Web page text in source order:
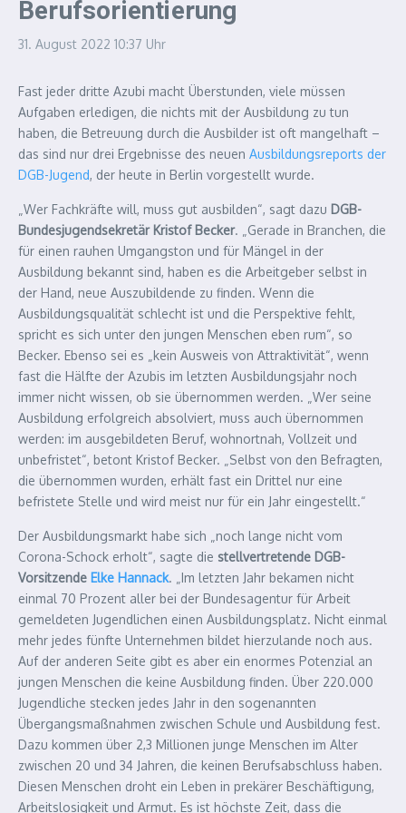
Berufsorientierung
31. August 2022 10:37 Uhr
Fast jeder dritte Azubi macht Überstunden, viele müssen
Aufgaben erledigen, die nichts mit der Ausbildung zu tun
haben, die Betreuung durch die Ausbilder ist oft mangelhaft –
das sind nur drei Ergebnisse des neuen Ausbildungsreports der
DGB-Jugend, der heute in Berlin vorgestellt wurde.
„Wer Fachkräfte will, muss gut ausbilden“, sagt dazu DGB-
Bundesjugendsekretär Kristof Becker. „Gerade in Branchen, die
für einen rauhen Umgangston und für Mängel in der
Ausbildung bekannt sind, haben es die Arbeitgeber selbst in
der Hand, neue Auszubildende zu finden. Wenn die
Ausbildungsqualität schlecht ist und die Perspektive fehlt,
spricht es sich unter den jungen Menschen eben rum“, so
Becker. Ebenso sei es „kein Ausweis von Attraktivität“, wenn
fast die Hälfte der Azubis im letzten Ausbildungsjahr noch
immer nicht wissen, ob sie übernommen werden. „Wer seine
Ausbildung erfolgreich absolviert, muss auch übernommen
werden: im ausgebildeten Beruf, wohnortnah, Vollzeit und
unbefristet“, betont Kristof Becker. „Selbst von den Befragten,
die übernommen wurden, erhält fast ein Drittel nur eine
befristete Stelle und wird meist nur für ein Jahr eingestellt.“
Der Ausbildungsmarkt habe sich „noch lange nicht vom
Corona-Schock erholt“, sagte die stellvertretende DGB-
Vorsitzende Elke Hannack. „Im letzten Jahr bekamen nicht
einmal 70 Prozent aller bei der Bundesagentur für Arbeit
gemeldeten Jugendlichen einen Ausbildungsplatz. Nicht einmal
mehr jedes fünfte Unternehmen bildet hierzulande noch aus.
Auf der anderen Seite gibt es aber ein enormes Potenzial an
jungen Menschen die keine Ausbildung finden. Über 220.000
Jugendliche stecken jedes Jahr in den sogenannten
Übergangsmaßnahmen zwischen Schule und Ausbildung fest.
Dazu kommen über 2,3 Millionen junge Menschen im Alter
zwischen 20 und 34 Jahren, die keinen Berufsabschluss haben.
Diesen Menschen droht ein Leben in prekärer Beschäftigung,
Arbeitslosigkeit und Armut. Es ist höchste Zeit, dass die